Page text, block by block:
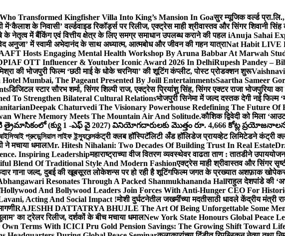
Transformed Kingfisher Villa Into King’s Mansion In Goaसुर म्यूजिक वर्ल्ड
में‘कैलाश के निवासी’ वर्ल्डवाइड रिकॉर्ड्स पर रिलीज, एक्ट्रेस माही श्रीवास्तव और सिंगर शिवानी
के नेतृत्व में बैंकिंग एवं वित्तीय क्षेत्र के लिए समग्र समाधान उपलब्ध कराने की पहल iAnuja Sahai
अनुजा’ में स्वामी अभेदानंद के साथ अध्यात्म, आत्मबोध और जीवन की गहन यात्राNat Habit LIVE
Hosts Engaging Mental Health Workshop By Aruna Babbar At Marwah
OTT Influencer & Youtuber Iconic Award 2026 In DelhiRupesh Pandey –
की भोजपुरी फिल्म ‘छठी माई के धोके चरनिया’ की शूटिंग कंप्लीट, पोस्ट प्रोडक्शन शुरू
Mumbai, The Pageant Presented By Joill EntertainmentsSaartha Sameer
डिजिटल स्टार सौरभ शर्मा, सिंगर शिल्पी राज, एक्ट्रेस प्रियांशु सिंह, सिंगर एक्टर राजा भोजपुरिया
To Strengthen Bilateral Cultural Relationsभोजपुरी सिनेमा में जल्द दस्तक देगी नई फिल्म
Deepak Chaturvedi The Visionary Powerhouse Redefining The Future Of
Where Memory Meets The Mountain Air And Solitude.कौशिक द्विवेदी को मिला
త్రైమాసికంలో (క్యు 1 -ఎఫ్ వై 2027) వినియోగదారులకు మొత్తం రూ. 4,666 కోట్ల
প্রুডেন্সিয়াল লাইফ ইন্স্যুরেন্সकंट्री क्लब हॉस्पिटॅलिटी अँड हॉलिडेज प्रायव्हेट लिमिटेडने कंट्री
ने मचाया धमालMr. Hitesh Nihalani: Two Decades Of Building Trust In Real Estate
Inspiring Leadershipमहाराष्ट्राच्या वीज वितरण व्यवस्थेवर वाढता ताण : तातडीने
Blend Of Traditional Style And Modern Fashionएक्ट्रेस माही श्रीवास्तव और सिंगर
गाना जल्द, दुबई की खूबसूरत लोकेशन्स पर हो रही है शूटिंगफिल्म जगत के प्रख्यात अशफ़ाक खोपेकर
Resonates Through A Packed Shanmukhananda Hallराहुल देशपांडे की
Hollywood And Bollywood Leaders Join Forces With Anti-Hunger CEO For
Acting And Social Impact !मोशी दुर्घटनेतील जखमींच्या मदतीसाठी धावले केंद्रीय
RAJESHH DATTATRYA BHUJLE The Art Of Being Unforgettable Some
का ट्रेलर रिलीज, दर्शकों के बीच मचाया धमालNew York State Honours Global Peace
Terms With ICICI Pru Gold Pension Savings: The Growing Shift Toward